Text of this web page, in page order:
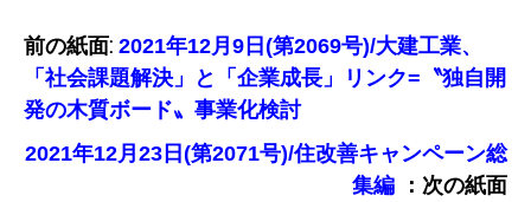
前の紙面: 2021年12月9日(第2069号)/大建工業、
「社会課題解決」と「企業成長」リンク=〝独自開
発の木質ボード〟事業化検討
2021年12月23日(第2071号)/住改善キャンペーン総
集編
：次の紙面